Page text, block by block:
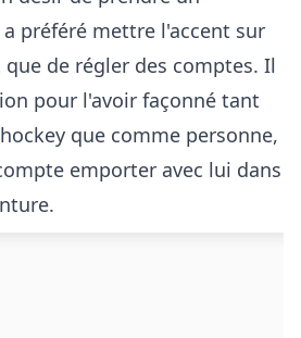
préféré mettre l'accent sur
de régler des comptes. Il
pour l'avoir façonné tant
que comme personne,
emporter avec lui dans